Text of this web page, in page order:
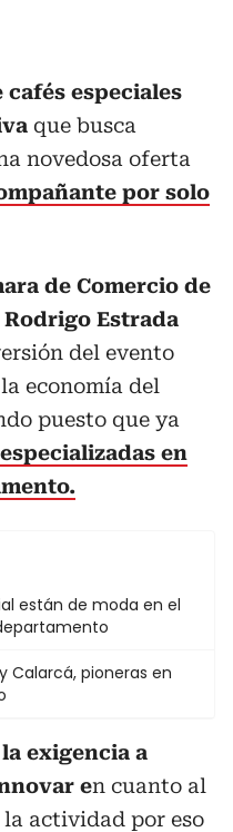
cafés especiales
que busca
novedosa oferta
por solo
de Comercio de
Estrada
del evento
economía del
puesto que ya
en
están de moda en el
Calarcá, pioneras en
exigencia a
en cuanto al
actividad por eso